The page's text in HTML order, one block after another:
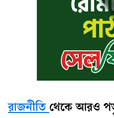
রাজনীতি থেকে আরও